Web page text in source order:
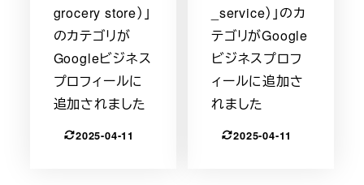
grocery store）」
のカテゴリが
Googleビジネス
プロフィールに
追加されました
2025-04-11
_service）」のカ
テゴリがGoogle
ビジネスプロフ
ィールに追加さ
れました
2025-04-11